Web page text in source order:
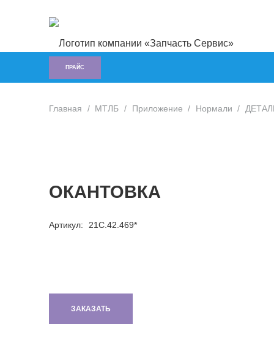
ПРАЙС
Главная / МТЛБ / Приложение / Нормали /
ОКАНТОВКА
Артикул: 21С.42.469*
ЗАКАЗАТЬ